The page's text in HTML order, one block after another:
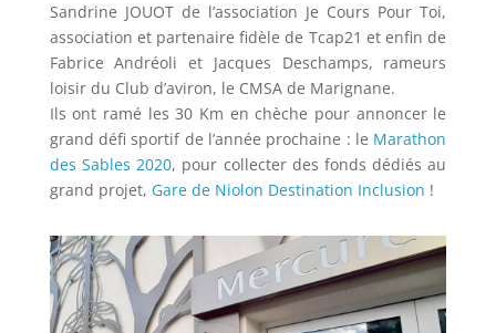
Sandrine JOUOT de l’association Je Cours Pour Toi,
association et partenaire fidèle de Tcap21 et enfin de
Fabrice Andréoli et Jacques Deschamps, rameurs
loisir du Club d’aviron, le CMSA de Marignane.
Ils ont ramé les 30 Km en chèche pour annoncer le
grand défi sportif de l’année prochaine : le Marathon
des Sables 2020, pour collecter des fonds dédiés au
grand projet, Gare de Niolon Destination Inclusion !